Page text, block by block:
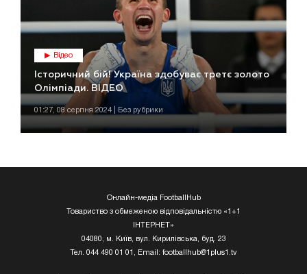
Відео
Історичний бій! Україна здобуває третє золото
Олімпіади. ВІДЕО
01:27, 08 серпня 2024 | Без рубрики
Онлайн-медіа FootballHub
Товариство з обмеженою відповідальністю «1+1
ІНТЕРНЕТ»
04080, м. Київ, вул. Кирилівська, буд. 23
Тел. 044 490 01 01, Email: footballhub@1plus1.tv